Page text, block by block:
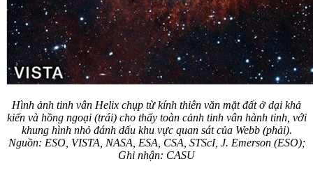
Hình ảnh tinh vân Helix chụp từ kính thiên văn mặt đất ở dại khả
kiến và hồng ngoại (trái) cho thấy toàn cảnh tinh vân hành tinh, với
khung hình nhỏ đánh dấu khu vực quan sát của Webb (phải).
Nguồn: ESO, VISTA, NASA, ESA, CSA, STScI, J. Emerson (ESO);
Ghi nhận: CASU